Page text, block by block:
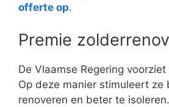
offerte op.
Premie
De Vlaamse Regering
Op deze manier stimuleert ze
renoveren en beter te